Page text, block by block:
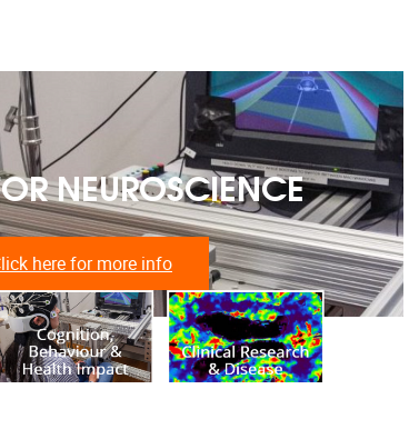
NEUROSCIENCE
here for more info